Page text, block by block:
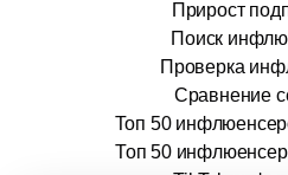
Прирост
Поиск
Проверка
Сравнение
Топ 50
Топ 50